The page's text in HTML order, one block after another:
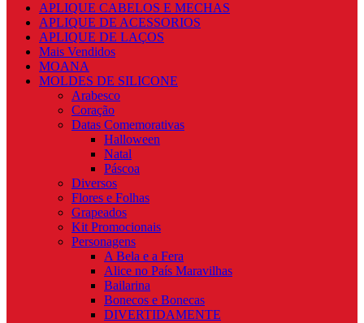
APLIQUE CABELOS E MECHAS
APLIQUE DE ACESSORIOS
APLIQUE DE LAÇOS
Mais Vendidos
MOANA
MOLDES DE SILICONE
Arabesco
Coração
Datas Comemorativas
Halloween
Natal
Páscoa
Diversos
Flores e Folhas
Grapeados
Kit Promocionais
Personagens
A Bela e a Fera
Alice no País Maravilhas
Bailarina
Bonecos e Bonecas
DIVERTIDAMENTE